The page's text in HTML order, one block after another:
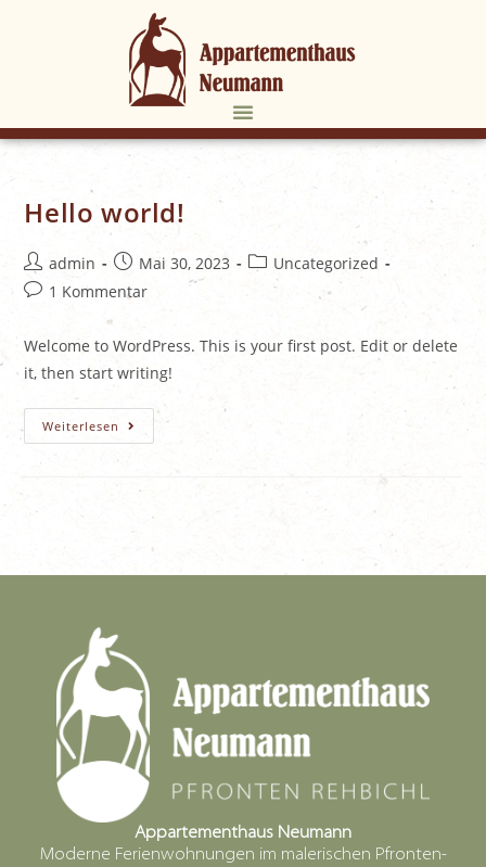
Hello world!
admin Mai 30, 2023
Uncategorized
1 Kommentar
Welcome to WordPress. This is your first post. Edit or delete
it, then start writing!
Weiterlesen
Appartementhaus Neumann
Moderne Ferienwohnungen im malerischen Pfronten-